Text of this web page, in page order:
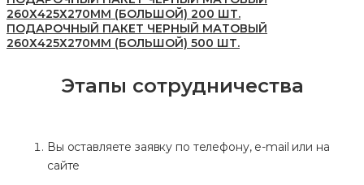
260Х425Х270ММ (БОЛЬШОЙ) 200 ШТ.
ПОДАРОЧНЫЙ ПАКЕТ ЧЕРНЫЙ МАТОВЫЙ
260Х425Х270ММ (БОЛЬШОЙ) 500 ШТ.
Этапы сотрудничества
Вы оставляете заявку по телефону, e-mail или на
сайте